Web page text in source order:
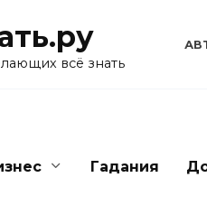
всё знать
Гадания